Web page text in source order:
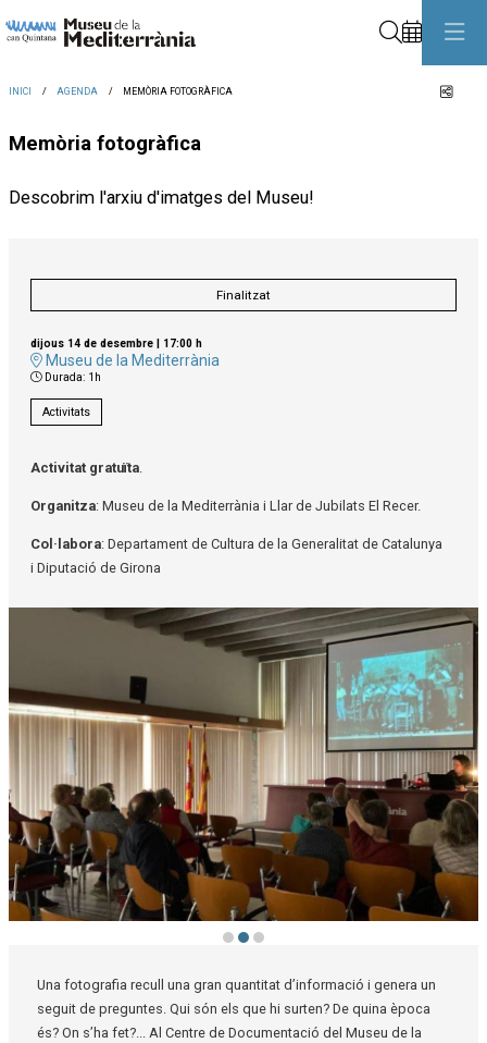
INICI AGENDA MEMÒRIA FOTOGRÀFICA
Memòria fotogràfica
Descobrim l'arxiu d'imatges del Museu!
Finalitzat
dijous 14 de desembre | 17:00 h
Museu de la Mediterrània
Durada: 1h
Activitats
Activitat gratuïta.
Organitza: Museu de la Mediterrània i Llar de Jubilats El Recer.
Col·labora: Departament de Cultura de la Generalitat de Catalunya
i Diputació de Girona
Una fotografia recull una gran quantitat d’informació i genera un
seguit de preguntes. Qui són els que hi surten? De quina època
és? On s’ha fet?... Al Centre de Documentació del Museu de la